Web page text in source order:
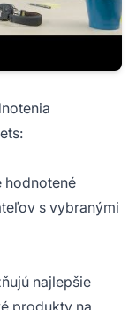
hodnotené
s vybranými
najlepšie
produkty na